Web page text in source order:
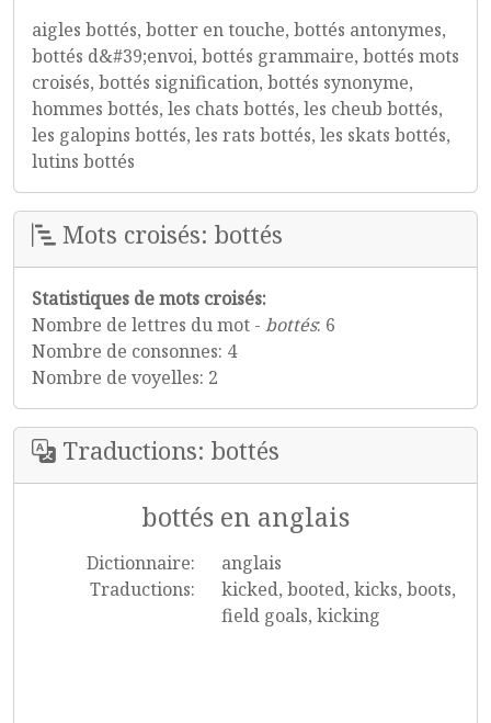
aigles bottés, botter en touche, bottés antonymes,
bottés d&#39;envoi, bottés grammaire, bottés mots
croisés, bottés signification, bottés synonyme,
hommes bottés, les chats bottés, les cheub bottés,
les galopins bottés, les rats bottés, les skats bottés,
lutins bottés
Mots croisés: bottés
Statistiques de mots croisés:
Nombre de lettres du mot - bottés: 6
Nombre de consonnes: 4
Nombre de voyelles: 2
Traductions: bottés
bottés en anglais
Dictionnaire:
anglais
Traductions:
kicked, booted, kicks, boots,
field goals, kicking